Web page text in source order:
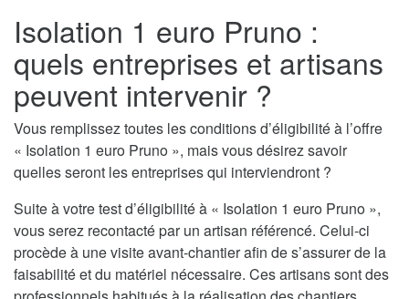
Isolation 1 euro Pruno :
quels entreprises et artisans
peuvent intervenir ?
Vous remplissez toutes les conditions d’éligibilité à l’offre
« Isolation 1 euro Pruno », mais vous désirez savoir
quelles seront les entreprises qui interviendront ?
Suite à votre test d’éligibilité à « Isolation 1 euro Pruno »,
vous serez recontacté par un artisan référencé. Celui-ci
procède à une visite avant-chantier afin de s’assurer de la
faisabilité et du matériel nécessaire. Ces artisans sont des